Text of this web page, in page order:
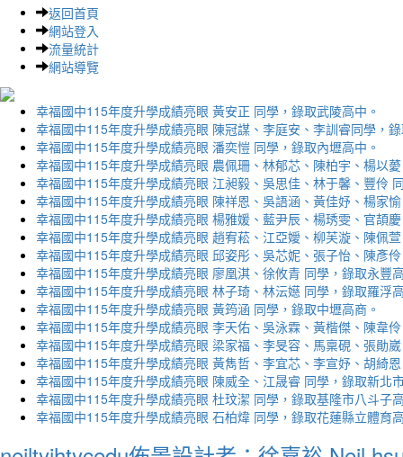
返回首頁
網站登入
流量統計
網站導覽
幸福國中115年度升學成績亮眼 黃安正 同學，錄取武陵高中。
幸福國中115年度升學成績亮眼 陳冠謀、李庭安、李訓睿同學，
幸福國中115年度升學成績亮眼 潘奕愷 同學，錄取內壢高中。
幸福國中115年度升學成績亮眼 農佩珊、林郁芯、陳柏宇、楊以
幸福國中115年度升學成績亮眼 江昶毅、吳思佳、林于馨、豐伶
幸福國中115年度升學成績亮眼 陳祥恩、吳語涵、黃佳妤、楊家
幸福國中115年度升學成績亮眼 楊雅媛、藍尹辰、楊琇雯、官頡
幸福國中115年度升學成績亮眼 趙宥菘、江亞嬡、柳芙漩、陳佩
幸福國中115年度升學成績亮眼 邱姿彤、吳芯妮、張子怡、陳彥
幸福國中115年度升學成績亮眼 廖凰淇、徐攸青 同學，錄取永豐
幸福國中115年度升學成績亮眼 林子琦、林沄嬨 同學，錄取羅浮
幸福國中115年度升學成績亮眼 黃筠涵 同學，錄取中壢高商。
幸福國中115年度升學成績亮眼 李天佑、吳泳霖、黃楷傑、陳韋
幸福國中115年度升學成績亮眼 梁家福、李旻容、馬稟硯、張勛
幸福國中115年度升學成績亮眼 黃雋哲、李宜芯、李宣妤、胡綺
幸福國中115年度升學成績亮眼 陳威全、江晟睿 同學，錄取新北
幸福國中115年度升學成績亮眼 杜玟潔 同學，錄取基隆市八斗子
幸福國中115年度升學成績亮眼 石柏煒 同學，錄取花蓮縣立體育